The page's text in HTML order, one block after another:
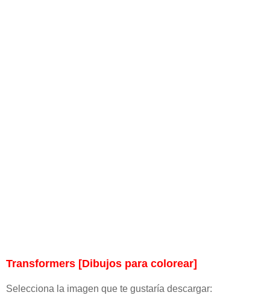
Transformers [Dibujos para colorear]
Selecciona la imagen que te gustaría descargar: